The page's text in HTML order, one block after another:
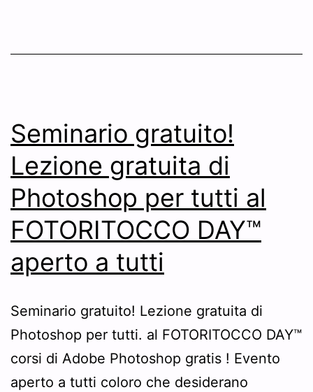
Seminario gratuito!
Lezione gratuita di
Photoshop per tutti al
FOTORITOCCO DAY™
aperto a tutti
Seminario gratuito! Lezione gratuita di
Photoshop per tutti. al FOTORITOCCO DAY™
corsi di Adobe Photoshop gratis ! Evento
aperto a tutti coloro che desiderano